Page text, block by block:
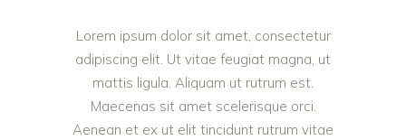
Lorem ipsum dolor sit amet, consectetur
adipiscing elit. Ut vitae feugiat magna, ut
mattis ligula. Aliquam ut rutrum est.
Maecenas sit amet scelerisque orci.
Aenean et ex ut elit tincidunt rutrum vitae